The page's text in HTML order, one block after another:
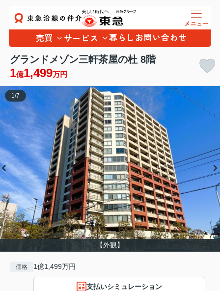
売買 サービス 暮らし お問い合わせ
グランドメゾン三軒茶屋の杜 8階
1億1,499万円
【外観】
1 /7
価格 1億1,499万円
支払いシミュレーション